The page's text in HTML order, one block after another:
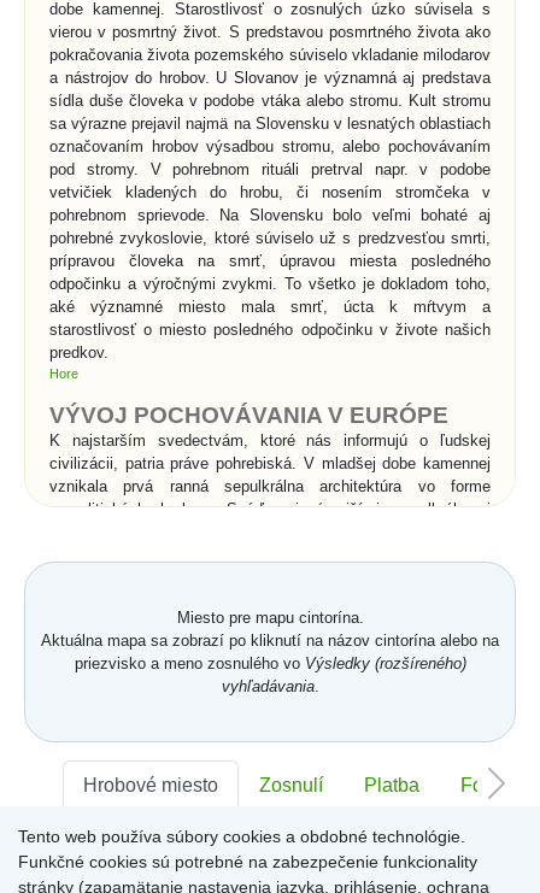
dobe kamennej. Starostlivosť o zosnulých úzko súvisela s
vierou v posmrtný život. S predstavou posmrtného života ako
pokračovania života pozemského súviselo vkladanie milodarov
a nástrojov do hrobov. U Slovanov je významná aj predstava
sídla duše človeka v podobe vtáka alebo stromu. Kult stromu
sa výrazne prejavil najmä na Slovensku v lesnatých oblastiach
označovaním hrobov výsadbou stromu, alebo pochovávaním
pod stromy. V pohrebnom rituáli pretrval napr. v podobe
vetvičiek kladených do hrobu, či nosením stromčeka v
pohrebnom sprievode. Na Slovensku bolo veľmi bohaté aj
pohrebné zvykoslovie, ktoré súviselo už s predzvesťou smrti,
prípravou človeka na smrť, úpravou miesta posledného
odpočinku a výročnými zvykmi. To všetko je dokladom toho,
aké významné miesto mala smrť, úcta k mŕtvym a
starostlivosť o miesto posledného odpočinku v živote našich
predkov.
Hore
VÝVOJ POCHOVÁVANIA V EURÓPE
K najstarším svedectvám, ktoré nás informujú o ľudskej
civilizácii, patria práve pohrebiská. V mladšej dobe kamennej
vznikala prvá ranná sepulkrálna architektúra vo forme
megalitických hrobov. Snáď najznámejšími sepulkrálnymi
umiestňovali po dve urny s popolom. Rímske katakomby boli
podzemné pohrebiská pre kostrové pochovávanie a súviseli s
prechodom od spaľovania mŕtvych ku kostrovému
pochovávaniu v 2.storočí n. l.. Pod vplyvom kresťanstva
spaľovaním, čo je spojené s vierou v zmŕtvychvstanie
zomrelých. Od povolenia kresťanstva sa pochovávanie
uskutočňuje priamo v chrámoch a kláštoroch, alebo vo
Významné zmeny v
pochovávaní nastali až v
Miesto pre mapu cintorína.
Aktuálna mapa sa zobrazí po kliknutí na názov cintorína alebo na
priezvisko a meno zosnulého vo Výsledky (rozšíreného)
vyhľadávania.
Hrobové miesto Zosnulí Platba Foto
Sektor:- Rad:- Číslo:-
Tento web používa súbory cookies a obdobné technológie.
Funkčné cookies sú potrebné na zabezpečenie funkcionality
stránky (zapamätanie nastavenia jazyka, prihlásenie, ochrana